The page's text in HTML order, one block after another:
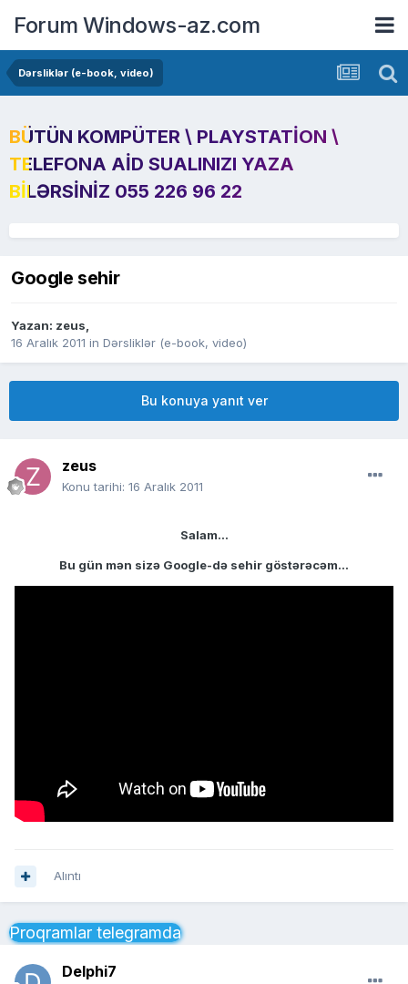
Forum Windows-az.com
Dərsliklər (e-book, video)
BÜTÜN KOMPÜTER \ PLAYSTATION \
TELEFONA AID SUALINIZI YAZA
BILƏRSINIZ 055 226 96 22
Google sehir
Yazan: zeus,
16 Aralık 2011 in Dərsliklər (e-book, video)
Bu konuya yanıt ver
zeus
Konu tarihi: 16 Aralık 2011
Salam...
Bu gün mən sizə Google-də sehir göstərəcəm...
Alıntı
Proqramlar telegramda
Delphi7